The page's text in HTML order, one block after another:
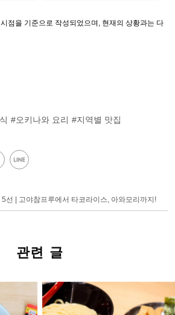
점을 기준으로 작성되었으며, 현재의 상황과는 다
오키나와 요리 지역별 맛집
5선 | 고야참프루에서 타코라이스, 아와모리까지!
관련 글